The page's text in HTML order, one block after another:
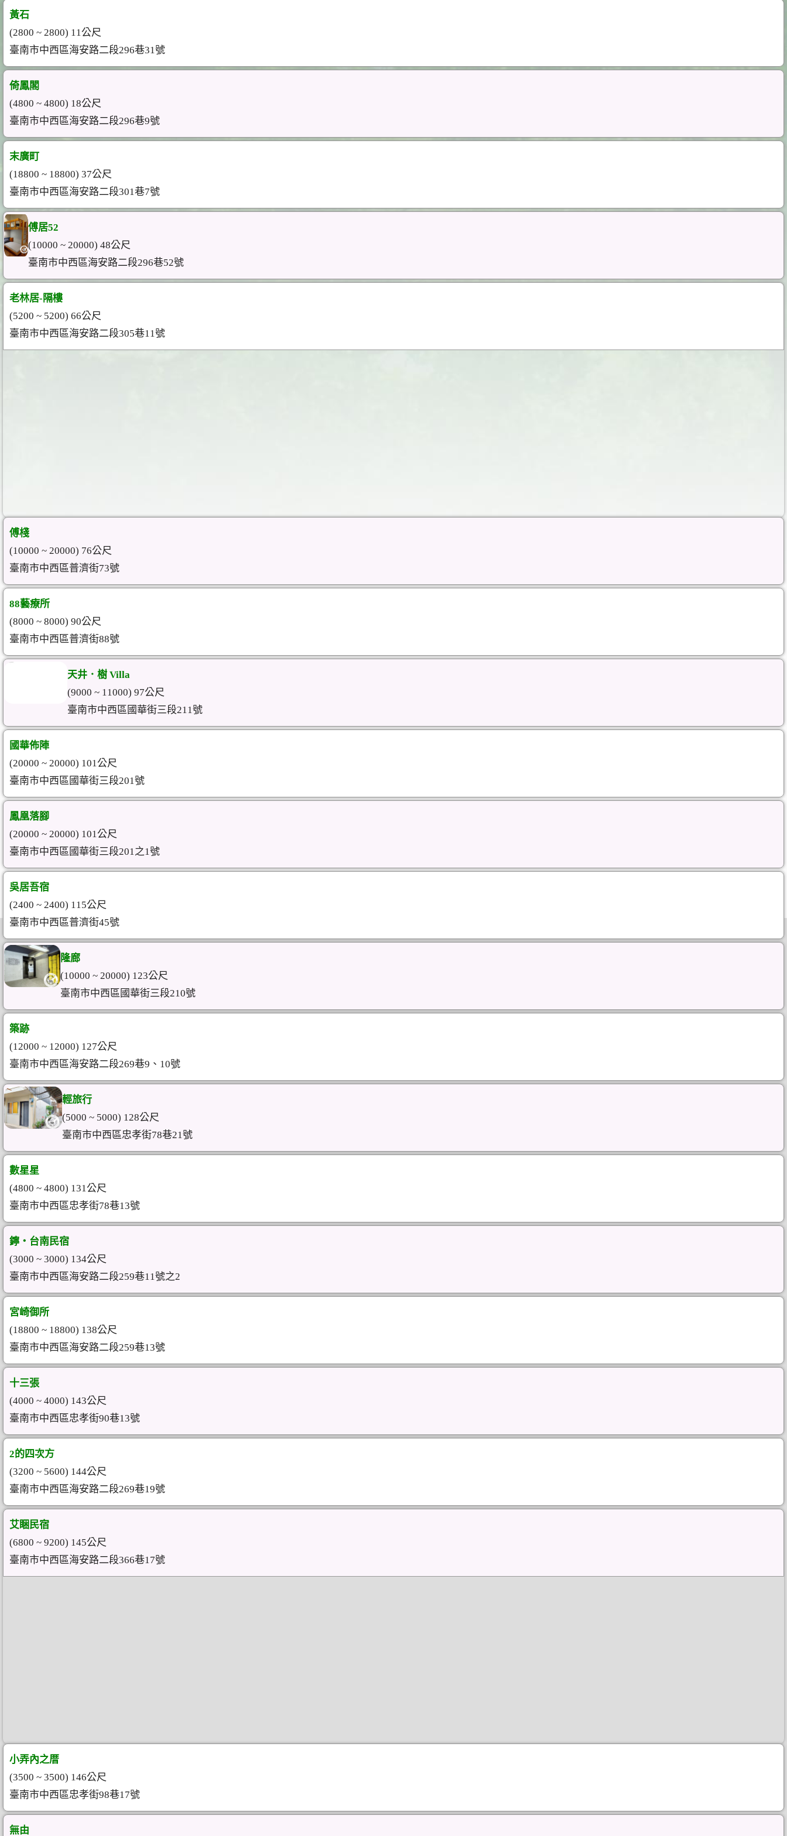
黃石
(2800 ~ 2800) 11公尺
臺南市中西區海安路二段296巷31號
倚鳳閣
(4800 ~ 4800) 18公尺
臺南市中西區海安路二段296巷9號
末廣町
(18800 ~ 18800) 37公尺
臺南市中西區海安路二段301巷7號
傅居52
(10000 ~ 20000) 48公尺
臺南市中西區海安路二段296巷52號
老林居-隔樓
(5200 ~ 5200) 66公尺
臺南市中西區海安路二段305巷11號
傅棧
(10000 ~ 20000) 76公尺
臺南市中西區普濟街73號
88藝療所
(8000 ~ 8000) 90公尺
臺南市中西區普濟街88號
天井．樹 Villa
(9000 ~ 11000) 97公尺
臺南市中西區國華街三段211號
國華佈陣
(20000 ~ 20000) 101公尺
臺南市中西區國華街三段201號
鳳凰落腳
(20000 ~ 20000) 101公尺
臺南市中西區國華街三段201之1號
吳居吾宿
(2400 ~ 2400) 115公尺
臺南市中西區普濟街45號
隆廊
(10000 ~ 20000) 123公尺
臺南市中西區國華街三段210號
築跡
(12000 ~ 12000) 127公尺
臺南市中西區海安路二段269巷9、10號
輕旅行
(5000 ~ 5000) 128公尺
臺南市中西區忠孝街78巷21號
數星星
(4800 ~ 4800) 131公尺
臺南市中西區忠孝街78巷13號
鑏‧台南民宿
(3000 ~ 3000) 134公尺
臺南市中西區海安路二段259巷11號之2
宮崎御所
(18800 ~ 18800) 138公尺
臺南市中西區海安路二段259巷13號
十三張
(4000 ~ 4000) 143公尺
臺南市中西區忠孝街90巷13號
2的四次方
(3200 ~ 5600) 144公尺
臺南市中西區海安路二段269巷19號
艾睏民宿
(6800 ~ 9200) 145公尺
臺南市中西區海安路二段366巷17號
小弄內之厝
(3500 ~ 3500) 146公尺
臺南市中西區忠孝街98巷17號
無由